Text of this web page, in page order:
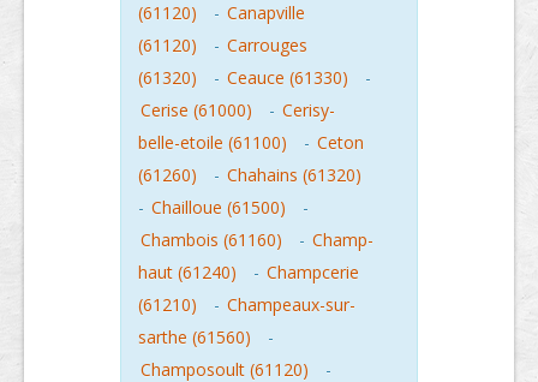
(61120)
- Canapville
(61120)
- Carrouges
(61320)
- Ceauce (61330)
-
Cerise (61000)
- Cerisy-
belle-etoile (61100)
- Ceton
(61260)
- Chahains (61320)
- Chailloue (61500)
-
Chambois (61160)
- Champ-
haut (61240)
- Champcerie
(61210)
- Champeaux-sur-
sarthe (61560)
-
Champosoult (61120)
-